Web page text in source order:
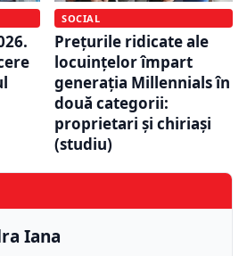
SOCIAL
Prețurile ridicate ale
locuințelor împart
generația Millennials în
două categorii:
proprietari și chiriași
(studiu)
Iana